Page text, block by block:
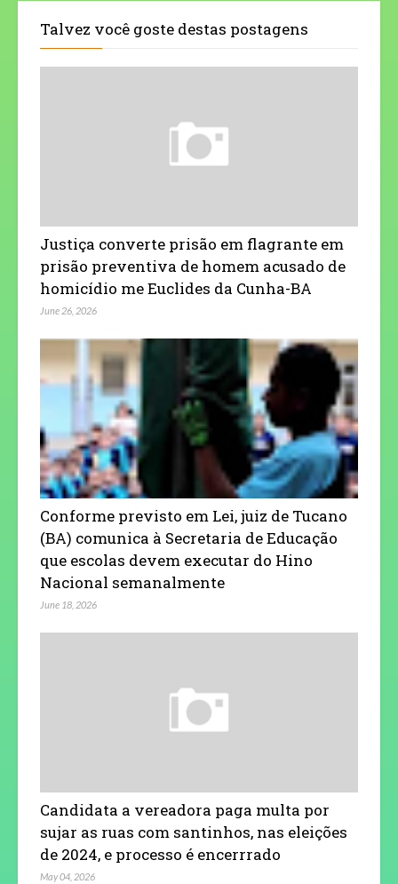
Talvez você goste destas postagens
Justiça converte prisão em flagrante em
prisão preventiva de homem acusado de
homicídio me Euclides da Cunha-BA
June 26, 2026
Conforme previsto em Lei, juiz de Tucano
(BA) comunica à Secretaria de Educação
que escolas devem executar do Hino
Nacional semanalmente
June 18, 2026
Candidata a vereadora paga multa por
sujar as ruas com santinhos, nas eleições
de 2024, e processo é encerrrado
May 04, 2026